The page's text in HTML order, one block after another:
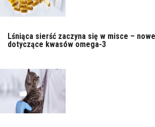
Lśniąca sierść zaczyna się w misce –
dotyczące kwasów omega-3